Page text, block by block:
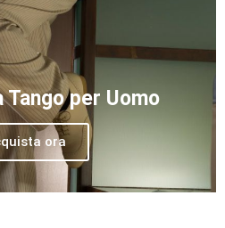
Tango per Uomo
ora